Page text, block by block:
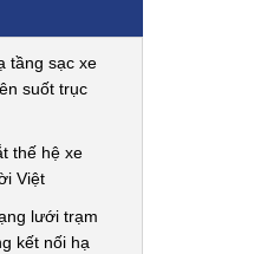
tầng sạc xe
suốt trục
thế hệ xe
Việt
lưới trạm
kết nối hạ